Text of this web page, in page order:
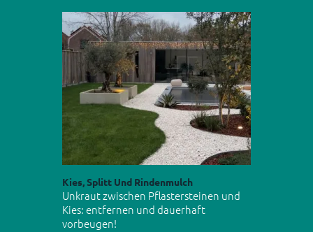
Kies, Splitt Und Rindenmulch
Unkraut zwischen Pflastersteinen und
Kies: entfernen und dauerhaft
vorbeugen!